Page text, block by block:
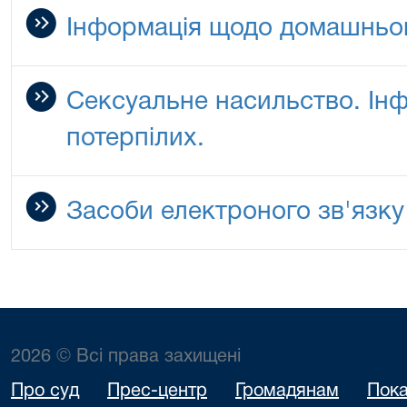
Інформація щодо
Сексуальне насильство.
потерпілих.
Засоби електроного
2026 © Всі права захищені
Про суд Прес-центр Громадянам